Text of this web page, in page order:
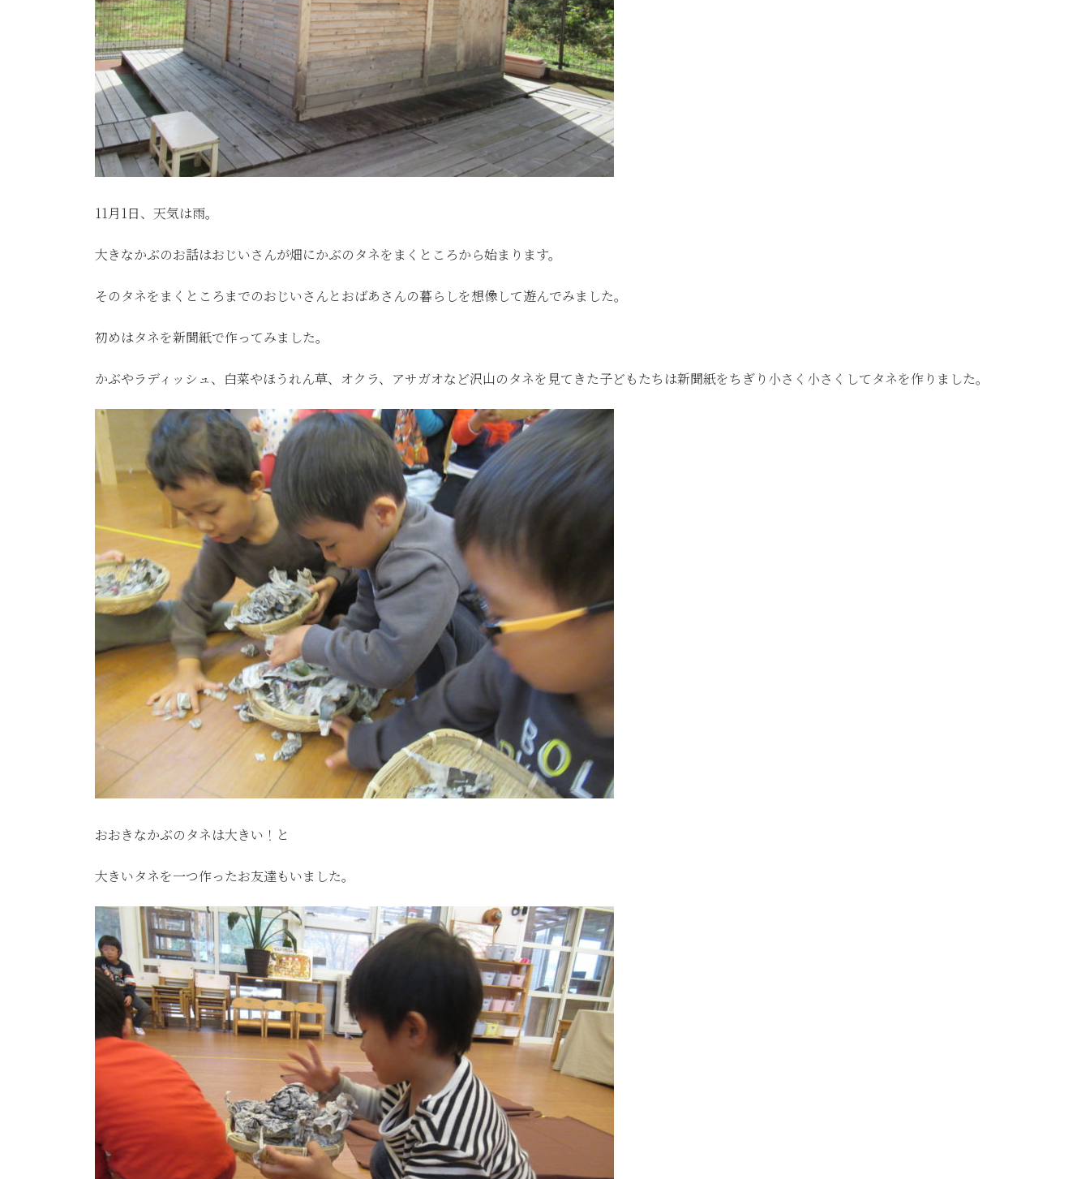
11月1日、天気は雨。
大きなかぶのお話はおじいさんが畑にかぶのタネをまくところから始まります。
そのタネをまくところまでのおじいさんとおばあさんの暮らしを想像して遊んでみました。
初めはタネを新聞紙で作ってみました。
かぶやラディッシュ、白菜やほうれん草、オクラ、アサガオなど沢山のタネを見てきた子どもたちは新聞紙をちぎり小さく小さくしてタネを作りました。
おおきなかぶのタネは大きい！と
大きいタネを一つ作ったお友達もいました。